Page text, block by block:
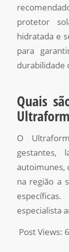
protetor
hidratada e
para
durabilidade
Quais
O
gestantes,
autoimunes,
na região a
especialista
Post Views: